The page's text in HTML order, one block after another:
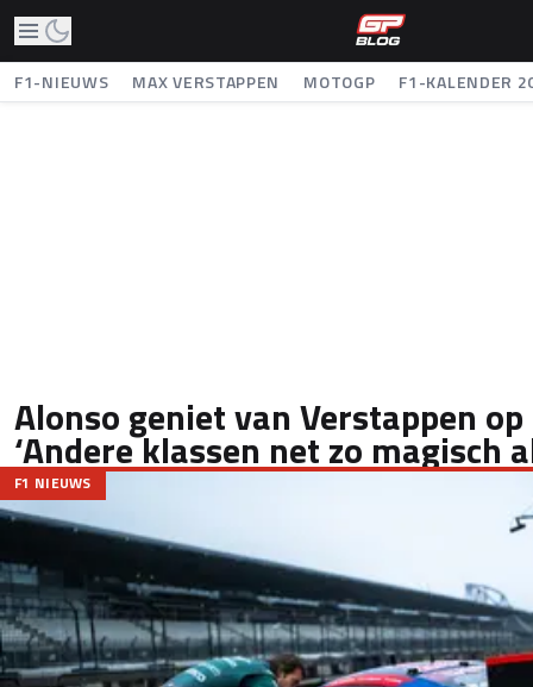
F1-NIEUWS MAX VERSTAPPEN MOTOGP F1-KALENDER
Alonso geniet van Verstappen
‘Andere klassen net zo magisch
F1 NIEUWS